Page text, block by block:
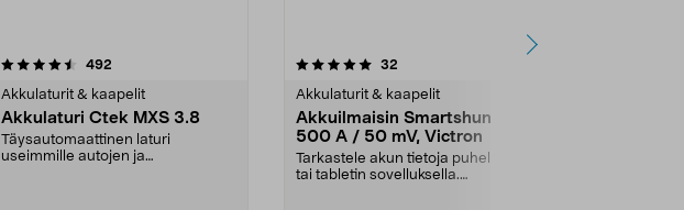
492
Akkulaturit & kaapelit
Akkulaturi Ctek MXS 3.8
Täysautomaattinen laturi
useimmille autojen ja
5.0 viidestä
32
Akkulaturit & kaapelit
Akkuilmaisin Smartshunt
500 A / 50 mV, Victron
Tarkastele akun tietoja puhelimen
tai tabletin sovelluksella.
4.5 viidestä